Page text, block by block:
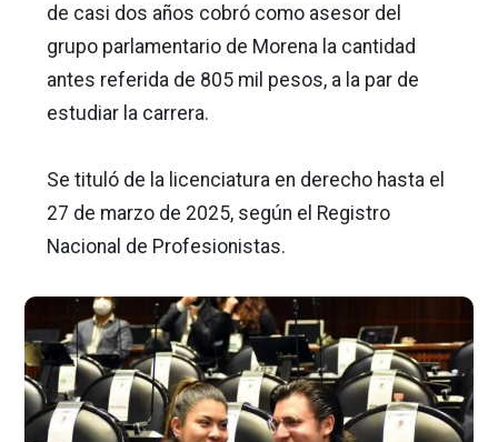
de casi dos años cobró como asesor del
grupo parlamentario de Morena la cantidad
antes referida de 805 mil pesos, a la par de
estudiar la carrera.
Se tituló de la licenciatura en derecho hasta el
27 de marzo de 2025, según el Registro
Nacional de Profesionistas.